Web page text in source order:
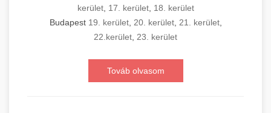
kerület, 17. kerület, 18. kerület
Budapest 19. kerület, 20. kerület, 21. kerület,
22.kerület, 23. kerület
Továb olvasom